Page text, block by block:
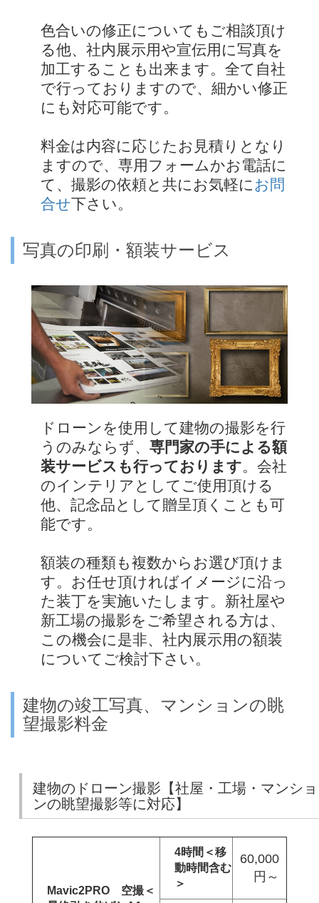
色合いの修正についてもご相談頂け
る他、社内展示用や宣伝用に写真を
加工することも出来ます。全て自社
で行っておりますので、細かい修正
にも対応可能です。
料金は内容に応じたお見積りとなり
ますので、専用フォームかお電話に
て、撮影の依頼と共にお気軽に お問
合せ下さい。
写真の印刷・額装サービス
ドローンを使用して建物の撮影を行
うのみならず、 専門家の手による額
装サービスも行っております。会社
のインテリアとしてご使用頂ける
他、記念品として贈呈頂くことも可
能です。
額装の種類も複数からお選び頂けま
す。お任せ頂ければイメージに沿っ
た装丁を実施いたします。新社屋や
新工場の撮影をご希望される方は、
この機会に是非、社内展示用の額装
についてご検討下さい。
建物の竣工写真、マンションの眺
望撮影料金
建物のドローン撮影【社屋・工場・マンショ
ンの眺望撮影等に対応】
Mavic2PRO 空撮＜
4時間＜移
動時間含む
＞
60,000
円～